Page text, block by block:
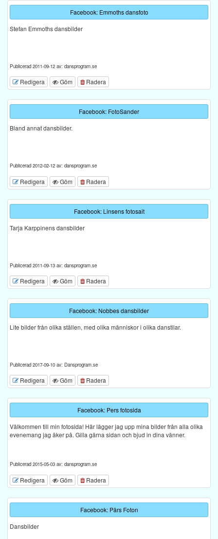
Facebook: Emmoths dansfoto
Stefan Emmoths dansbilder
Publicerad 2011-09-12 av: dansprogram.se
Redigera Göm Radera
Facebook: FotoSander
Bland annat dansbilder.
Publicerad 2012-02-12 av: dansprogram.se
Redigera Göm Radera
Facebook: Linsens fotosait
Tarja Karppinens dansbilder
Publicerad 2011-09-13 av: dansprogram.se
Redigera Göm Radera
Facebook: Nobbes dansbilder
Lite bilder från olika ställen, med olika människor i olika danstilar.
Publicerad 2017-09-10 av: Dansprogram.se
Redigera Göm Radera
Facebook: Pers fotosida
Välkommen till min fotosida! Här lägger jag upp mina bilder från alla olika
evenemang jag åker på. Gilla gärna sidan och bjud in dina vänner.
Publicerad 2015-05-03 av: dansprogram.se
Redigera Göm Radera
Facebook: Pärs Foton
Dansbilder